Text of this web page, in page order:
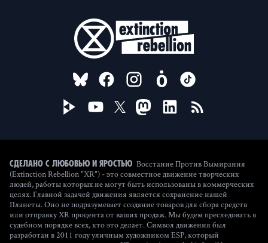
FOLLOW US ON
Сделано с любовью и яростью Восстание Против Вымирания
(Extinction Rebellion "XR") - это совместное движение творческих
людей, работы которых не могут быть использованы в коммерческих
целях. Главной задачей движения является сохранение нашей
Планеты. Оно не подразумевает создание товаров для сбора средств
или отправку XR процента от ваших продаж. Мы будем преследовать в
судебном порядке всех, кто это делает. Символ движения был
разработан в 2011 году уличным художником ESP, который